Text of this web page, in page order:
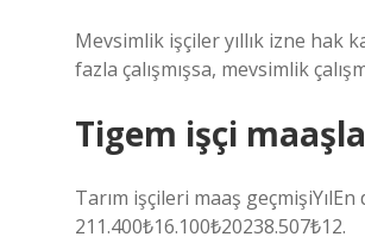
Mevsimlik işçiler yıllık izne hak
fazla çalışmışsa, mevsimlik
Tigem işçi
Tarım işçileri maaş
211.400₺16.100₺20238.507₺12.